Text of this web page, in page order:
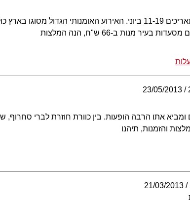
ירושלים חוגגת את פסטיבל האור בתאריכים 11-19 ביוני. האירוע
מנות ב-66 ש"ח, הנה המלצות
23/05/2013
אתו הרבה הופעות. בין כוורת חוזרת לברי סחרוף,
והזמנות, תיהנו
21/03/2013